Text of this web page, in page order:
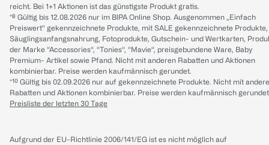
reicht. Bei 1+1 Aktionen ist das günstigste Produkt gratis.
*⁸ Gültig bis 12.08.2026 nur im BIPA Online Shop. Ausgenommen „Einfach
Preiswert“ gekennzeichnete Produkte, mit SALE gekennzeichnete Produkte,
Säuglingsanfangsnahrung, Fotoprodukte, Gutschein- und Wertkarten,
der Marke “Accessories“, “Tonies“, “Mavie“, preisgebundene Ware, Baby
Premium- Artikel sowie Pfand. Nicht mit anderen Rabatten und Aktionen
kombinierbar. Preise werden kaufmännisch gerundet.
*¹⁰ Gültig bis 02.09.2026 nur auf gekennzeichnete Produkte. Nicht mit
Rabatten und Aktionen kombinierbar. Preise werden kaufmännisch
Preisliste der letzten 30 Tage
Aufgrund der EU-Richtlinie 2006/141/EG ist es nicht möglich auf